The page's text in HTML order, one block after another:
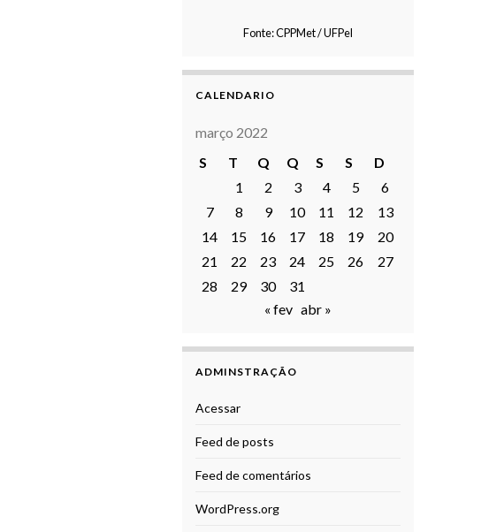
Fonte: CPPMet / UFPel
CALENDARIO
março 2022
S
T Q Q S S
D
1
2 3 4 5
6
7
8 9 10 11 12
13
14
15 16 17 18 19
20
21
22 23 24 25 26
27
28
29 30
31
« fev abr »
ADMINSTRAÇÃO
Acessar
Feed de posts
Feed de comentários
WordPress.org